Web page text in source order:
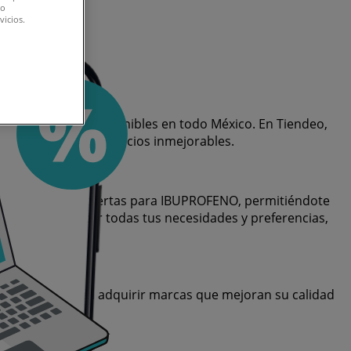
disponibles en todo México. En Tiendeo,
que necesitas a precios inmejorables.
de ofertas para IBUPROFENO, permitiéndote
para satisfacer todas tus necesidades y preferencias,
sino también adquirir marcas que mejoran su calidad